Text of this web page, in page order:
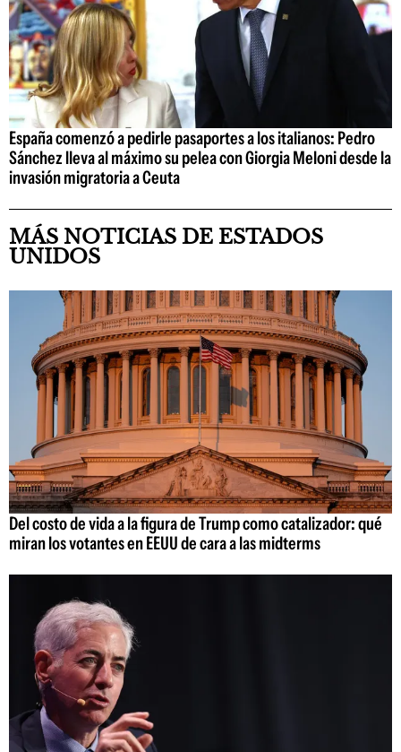
España comenzó a pedirle pasaportes a los italianos: Pedro
Sánchez lleva al máximo su pelea con Giorgia Meloni desde la
invasión migratoria a Ceuta
MÁS NOTICIAS DE ESTADOS
UNIDOS
Del costo de vida a la figura de Trump como catalizador: qué
miran los votantes en EEUU de cara a las midterms